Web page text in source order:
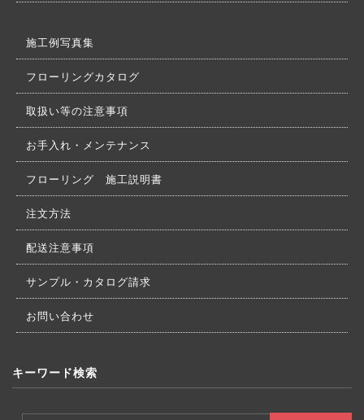
施工例写真集
フローリングカタログ
取扱い等の注意事項
お手入れ・メンテナンス
フローリング 施工説明書
注文方法
配送注意事項
サンプル・カタログ請求
お問い合わせ
キーワード検索